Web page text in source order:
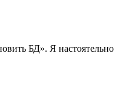
БД». Я настоятельно